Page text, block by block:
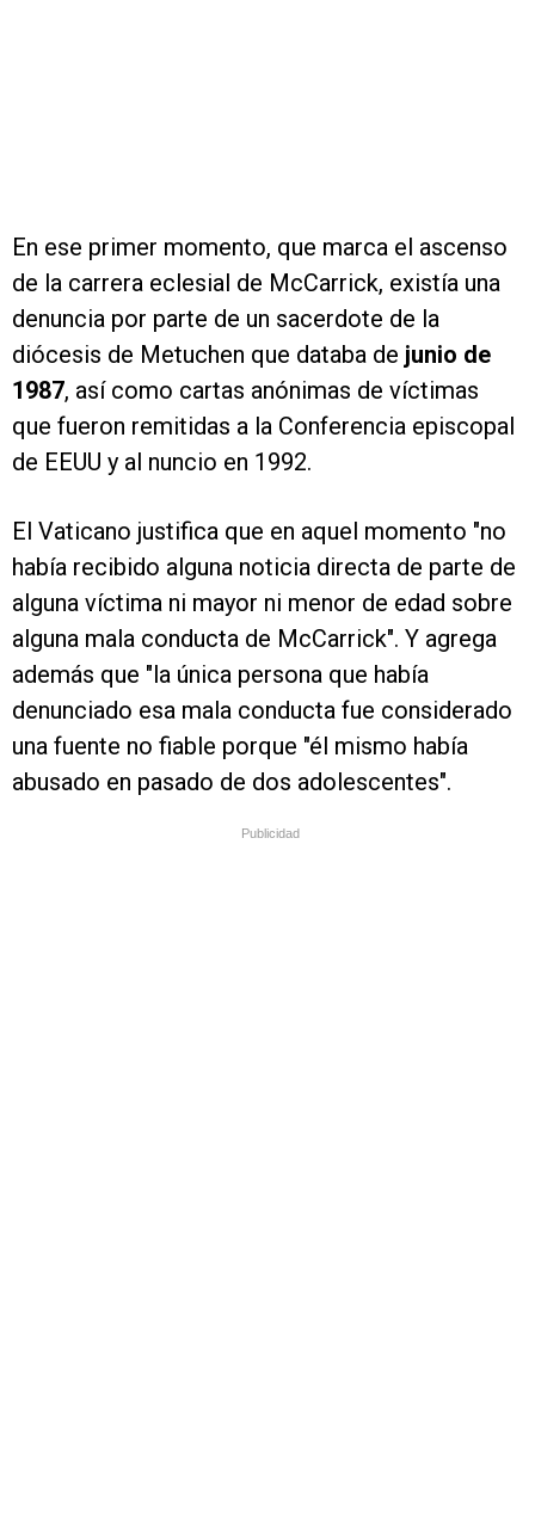
En ese primer momento, que marca el ascenso
de la carrera eclesial de McCarrick, existía una
denuncia por parte de un sacerdote de la
diócesis de Metuchen que databa de junio de
1987, así como cartas anónimas de víctimas
que fueron remitidas a la Conferencia episcopal
de EEUU y al nuncio en 1992.
El Vaticano justifica que en aquel momento "no
había recibido alguna noticia directa de parte de
alguna víctima ni mayor ni menor de edad sobre
alguna mala conducta de McCarrick". Y agrega
además que "la única persona que había
denunciado esa mala conducta fue considerado
una fuente no fiable porque "él mismo había
abusado en pasado de dos adolescentes".
Publicidad